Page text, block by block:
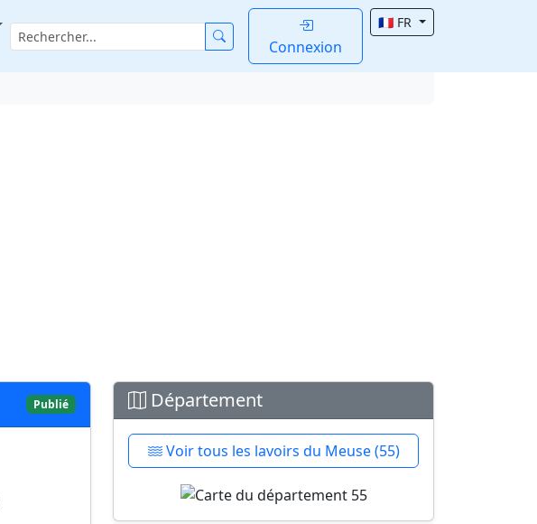
Connexion
🇫🇷 FR
Publié Département
Voir tous les lavoirs du Meuse (55)